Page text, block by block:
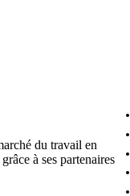
du travail en
à ses partenaires